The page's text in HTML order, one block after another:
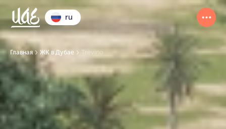
ru
Главная ЖК в Дубае Trevino